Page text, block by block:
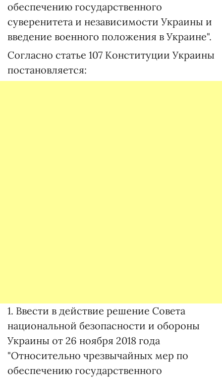
обеспечению государственного
суверенитета и независимости Украины и
введение военного положения в Украине".
Согласно статье 107 Конституции Украины
постановляется:
1. Ввести в действие решение Совета
национальной безопасности и обороны
Украины от 26 ноября 2018 года
"Относительно чрезвычайных мер по
обеспечению государственного